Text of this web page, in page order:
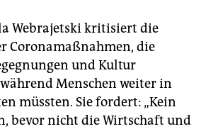
Webrajetski kritisiert die
Coronamaßnahmen, die
und Kultur
Menschen weiter in
müssten. Sie fordert: „Kein
bevor nicht die Wirtschaft und